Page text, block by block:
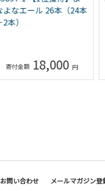
エール 26本（24本
）
18,000
お問い合わせ メールマガジン登